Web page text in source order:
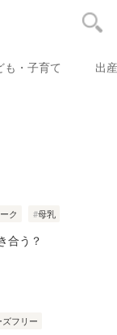
も・子育て 出
ク 母乳
合う？
フリー